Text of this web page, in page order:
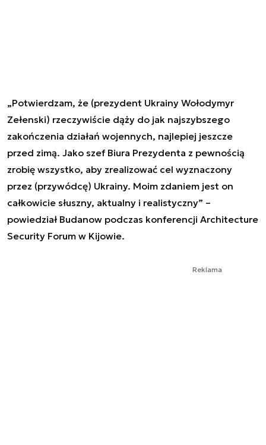
„Potwierdzam, że (prezydent Ukrainy Wołodymyr
Zełenski) rzeczywiście dąży do jak najszybszego
zakończenia działań wojennych, najlepiej jeszcze
przed zimą. Jako szef Biura Prezydenta z pewnością
zrobię wszystko, aby zrealizować cel wyznaczony
przez (przywódcę) Ukrainy. Moim zdaniem jest on
całkowicie słuszny, aktualny i realistyczny” –
powiedział Budanow podczas konferencji Architecture
Security Forum w Kijowie.
Reklama